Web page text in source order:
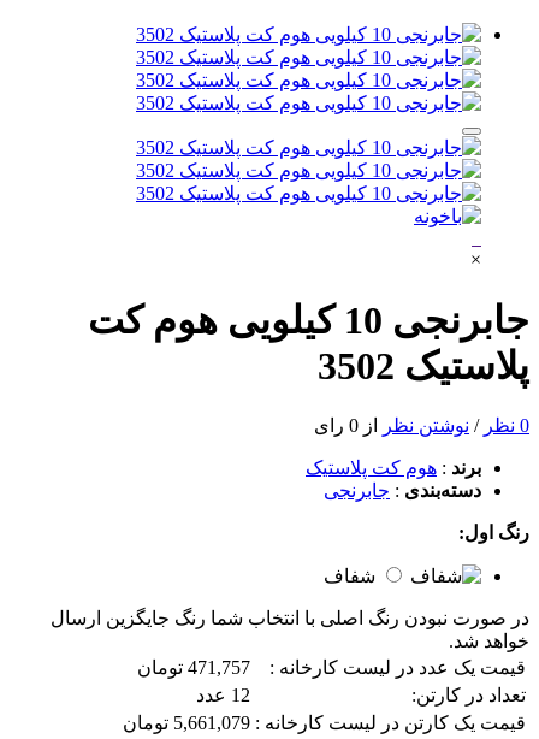
×
جابرنجی 10 کیلویی هوم کت
پلاستیک 3502
0 نظر / نوشتن نظر از 0 رای
برند : هوم کت پلاستیک
دسته‌بندی : جابرنجی
رنگ اول:
شفاف
در صورت نبودن رنگ اصلی با انتخاب شما رنگ جایگزین ارسال
خواهد شد.
قیمت یک عدد در لیست کارخانه :
471,757 تومان
تعداد در کارتن:
12 عدد
قیمت یک کارتن در لیست کارخانه : 5,661,079 تومان